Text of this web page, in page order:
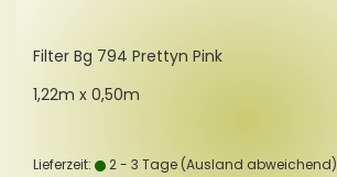
Fil­ter Bg 794 Pret­tyn Pink
1,22m x 0,50m
Lieferzeit: 2 - 3 Tage (Ausland abweichend)